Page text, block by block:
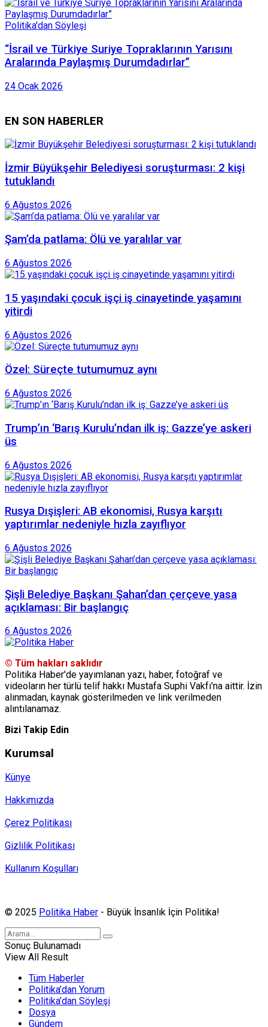
Politika'dan Söyleşi
“İsrail ve Türkiye Suriye Topraklarının Yarısını
Aralarında Paylaşmış Durumdadırlar”
24 Ocak 2026
EN SON HABERLER
İzmir Büyükşehir Belediyesi soruşturması: 2 kişi
tutuklandı
6 Ağustos 2026
Şam’da patlama: Ölü ve yaralılar var
6 Ağustos 2026
15 yaşındaki çocuk işçi iş cinayetinde yaşamını
yitirdi
6 Ağustos 2026
Özel: Süreçte tutumumuz aynı
6 Ağustos 2026
Trump’ın ‘Barış Kurulu’ndan ilk iş: Gazze’ye askeri
üs
6 Ağustos 2026
Rusya Dışişleri: AB ekonomisi, Rusya karşıtı
yaptırımlar nedeniyle hızla zayıflıyor
6 Ağustos 2026
Şişli Belediye Başkanı Şahan’dan çerçeve yasa
açıklaması: Bir başlangıç
6 Ağustos 2026
© Tüm hakları saklıdır
Politika Haber'de yayımlanan yazı, haber, fotoğraf ve
videoların her türlü telif hakkı Mustafa Suphi Vakfı'na aittir. İzin
alınmadan, kaynak gösterilmeden ve link verilmeden
alıntılanamaz.
Bizi Takip Edin
Kurumsal
Künye
Hakkımızda
Çerez Politikası
Gizlilik Politikası
Kullanım Koşulları
© 2025 Politika Haber - Büyük İnsanlık İçin Politika!
Sonuç Bulunamadı
View All Result
Tüm Haberler
Politika’dan Yorum
Politika’dan Söyleşi
Dosya
Gündem